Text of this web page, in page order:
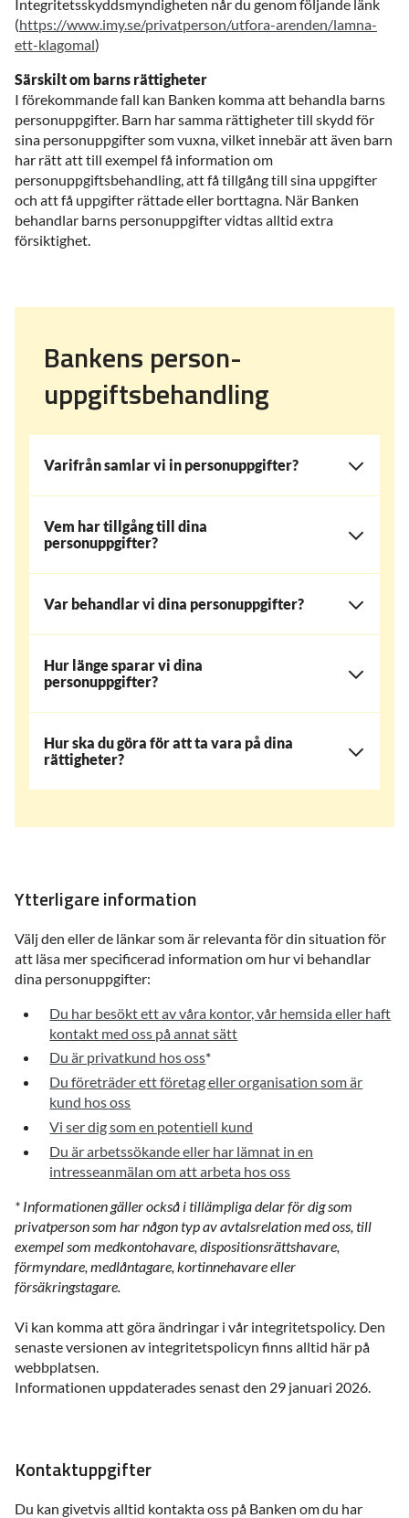
Integritetsskyddsmyndigheten når du genom följande länk
(https://www.imy.se/privatperson/utfora-arenden/lamna-
ett-klagomal)
Särskilt om barns rättigheter
I förekommande fall kan Banken komma att behandla barns
personuppgifter. Barn har samma rättigheter till skydd för
sina personuppgifter som vuxna, vilket innebär att även barn
har rätt att till exempel få information om
personuppgiftsbehandling, att få tillgång till sina uppgifter
och att få uppgifter rättade eller borttagna. När Banken
behandlar barns personuppgifter vidtas alltid extra
försiktighet.
Bankens person-
uppgiftsbehandling
Varifrån samlar vi in personuppgifter?
Vem har tillgång till dina
personuppgifter?
Var behandlar vi dina personuppgifter?
Hur länge sparar vi dina
personuppgifter?
Hur ska du göra för att ta vara på dina
rättigheter?
Ytterligare information
Välj den eller de länkar som är relevanta för din situation för
att läsa mer specificerad information om hur vi behandlar
dina personuppgifter:
Du har besökt ett av våra kontor, vår hemsida eller haft
kontakt med oss på annat sätt
Du är privatkund hos oss*
Du företräder ett företag eller organisation som är
kund hos oss
Vi ser dig som en potentiell kund
Du är arbetssökande eller har lämnat in en
intresseanmälan om att arbeta hos oss
* Informationen gäller också i tillämpliga delar för dig som
privatperson som har någon typ av avtalsrelation med oss, till
exempel som medkontohavare, dispositionsrättshavare,
förmyndare, medlåntagare, kortinnehavare eller
försäkringstagare.
Vi kan komma att göra ändringar i vår integritetspolicy. Den
senaste versionen av integritetspolicyn finns alltid här på
webbplatsen.
Informationen uppdaterades senast den 29 januari 2026.
Kontaktuppgifter
Du kan givetvis alltid kontakta oss på Banken om du har